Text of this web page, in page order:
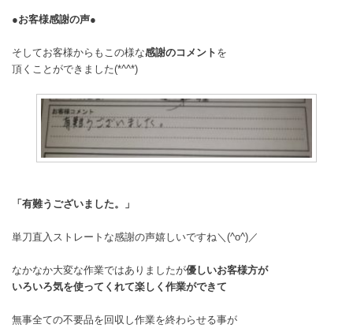
●お客様感謝の声●
そしてお客様からもこの様な感謝のコメント を
頂くことができました(*^^*)
「有難うございました。」
単刀直入ストレートな感謝の声嬉しいですね＼(^o^)／
なかなか大変な作業ではありましたが優しいお客様方が
いろいろ気を使ってくれて楽しく作業ができて
無事全ての不要品を回収し作業を終わらせる事が